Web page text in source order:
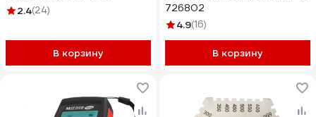
2.4(24)
В корзину
726802
4.9(16)
В корзину